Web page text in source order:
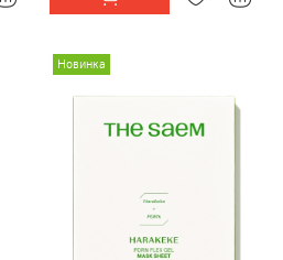
Новинка